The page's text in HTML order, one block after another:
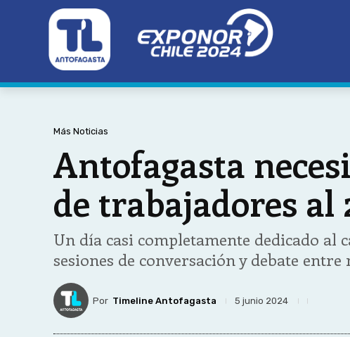
Más Noticias
Antofagasta
de trabajadores al
Un día casi completamente dedicado al
sesiones de conversación y debate
Por Timeline Antofagasta 5 junio 2024